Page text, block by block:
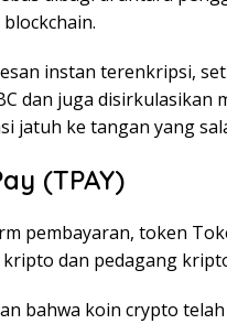
instan terenkripsi,
dan juga
jatuh ke tangan yang
(TPAY)
pembayaran, token
dan pedagang
bahwa koin crypto